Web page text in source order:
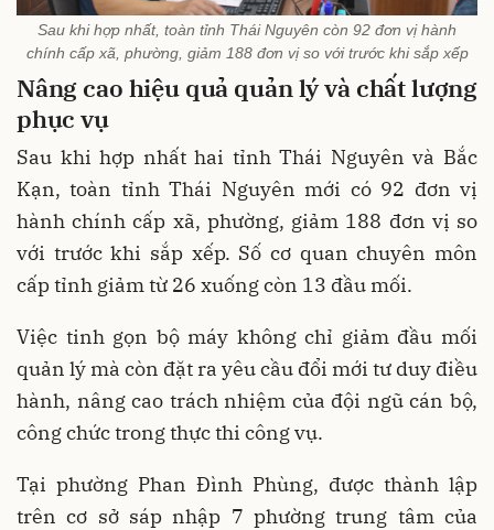
Sau khi hợp nhất, toàn tỉnh Thái Nguyên còn 92 đơn vị hành
chính cấp xã, phường, giảm 188 đơn vị so với trước khi sắp xếp
Nâng cao hiệu quả quản lý và chất lượng
phục vụ
Sau khi hợp nhất hai tỉnh Thái Nguyên và Bắc
Kạn, toàn tỉnh Thái Nguyên mới có 92 đơn vị
hành chính cấp xã, phường, giảm 188 đơn vị so
với trước khi sắp xếp. Số cơ quan chuyên môn
cấp tỉnh giảm từ 26 xuống còn 13 đầu mối.
Việc tinh gọn bộ máy không chỉ giảm đầu mối
quản lý mà còn đặt ra yêu cầu đổi mới tư duy điều
hành, nâng cao trách nhiệm của đội ngũ cán bộ,
công chức trong thực thi công vụ.
Tại phường Phan Đình Phùng, được thành lập
trên cơ sở sáp nhập 7 phường trung tâm của